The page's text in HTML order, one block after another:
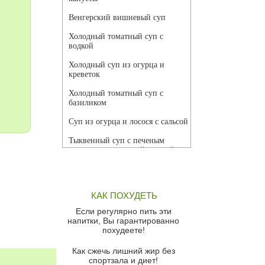
Венгерский вишневый суп
Холодный томатный суп с
водкой
Холодный суп из огурца и
креветок
Холодный томатный суп с
базиликом
Суп из огурца и лосося с сальсой
Тыквенный суп с печеным
чесноком и томатной сальсой
красного перца
Парижский луковый суп
Суп из спаржи и горошка с
КАК ПОХУДЕТЬ
Если регулярно пить эти
напитки, Вы гарантированно
похудеете!
Как сжечь лишний жир без
спортзала и диет!